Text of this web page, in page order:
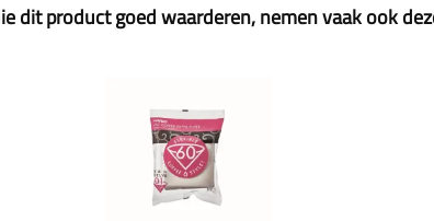
dit product goed waarderen, nemen vaak ook